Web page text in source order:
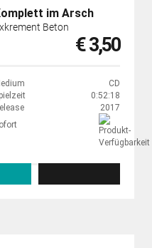
im Arsch
Beton
€ 3,50
CD
0:52:18
2017